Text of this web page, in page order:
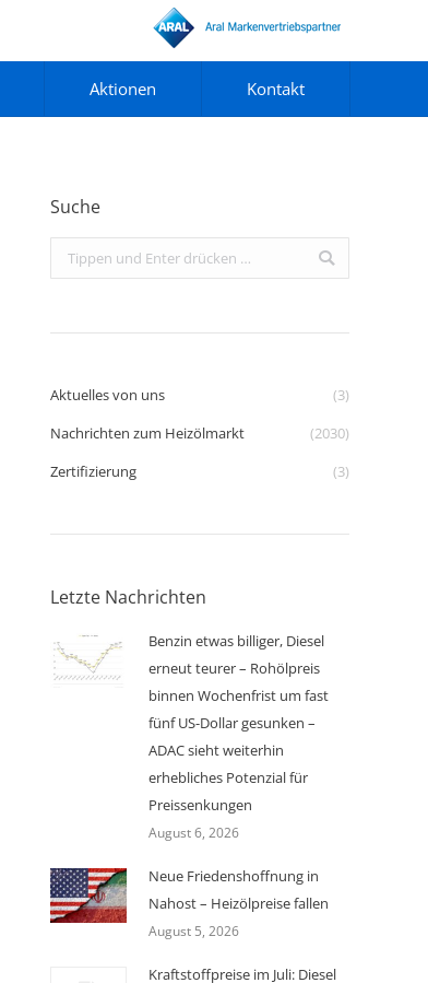
Aktionen Kontakt
Suche
Search:
Aktuelles von uns
(3)
Nachrichten zum Heizölmarkt
(2030)
Zertifizierung
(3)
Letzte Nachrichten
Benzin etwas billiger, Diesel
erneut teurer – Rohölpreis
binnen Wochenfrist um fast
fünf US-Dollar gesunken –
ADAC sieht weiterhin
erhebliches Potenzial für
Preissenkungen
August 6, 2026
Neue Friedenshoffnung in
Nahost – Heizölpreise fallen
August 5, 2026
Kraftstoffpreise im Juli: Diesel